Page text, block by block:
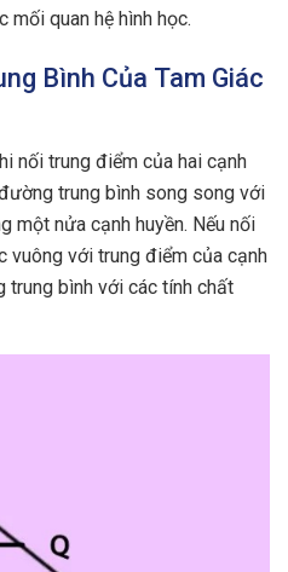
mối quan hệ hình học.
Bình Của Tam Giác
nối trung điểm của hai cạnh
trung bình song song với
một nửa cạnh huyền. Nếu nối
vuông với trung điểm của cạnh
trung bình với các tính chất